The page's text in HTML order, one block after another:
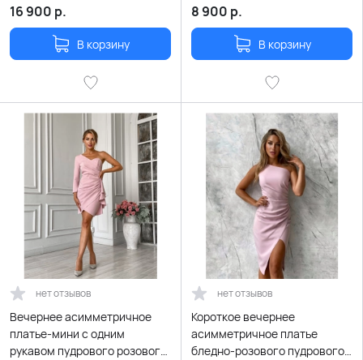
16 900 р.
В корзину
8 900 р.
В корзину
нет отзывов
Вечернее асимметричное
платье-мини с одним
рукавом пудрового розового
нет отзывов
Короткое вечернее
асимметричное платье
бледно-розового пудрового